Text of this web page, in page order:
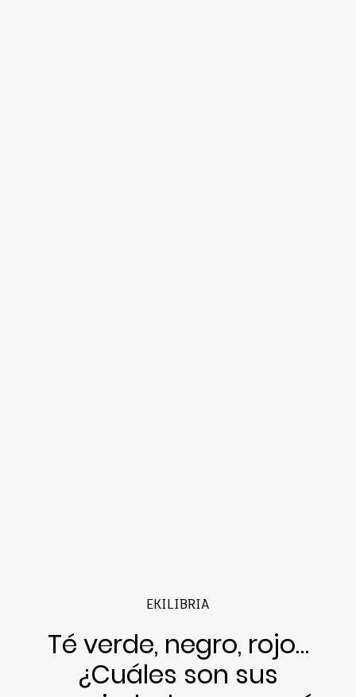
EKILIBRIA
Té verde, negro, rojo…
¿Cuáles son sus